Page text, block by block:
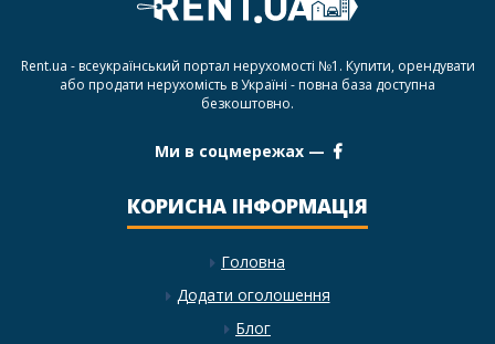
Rent.ua - всеукраїнський портал нерухомості №1. Купити, орендувати
або продати нерухомість в Україні - повна база доступна
безкоштовно.
Ми в соцмережах —
КОРИСНА ІНФОРМАЦІЯ
Головна
Додати оголошення
Блог